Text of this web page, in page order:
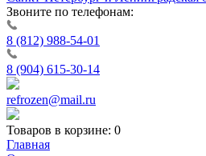
Звоните по телефонам:
8 (812) 988-54-01
8 (904) 615-30-14
refrozen@mail.ru
Товаров в корзине: 0
Главная